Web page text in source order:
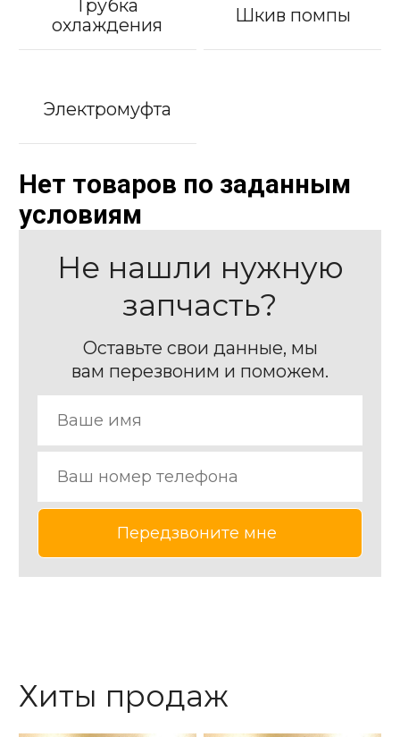
Трубка
охлаждения
Шкив помпы
Электромуфта
Нет товаров по заданным
условиям
Не нашли нужную
запчасть?
Оставьте свои данные, мы
вам перезвоним и поможем.
Хиты продаж